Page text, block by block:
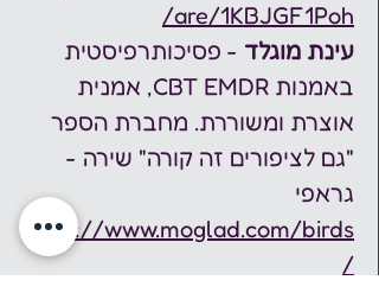
are/1KBJGF1Poh/
עינת מוגלד - פסיכותרפיסטית
באמנות CBT EMDR, אמנית
אוצרת ומשוררת. מחברת הספר
"גם לציפורים זה קורה" שירה -
גראפי
https://www.moglad.com/birds
/